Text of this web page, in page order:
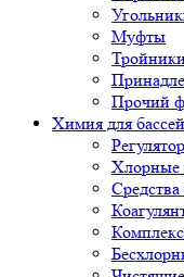
Муфты
Прочий
Химия для
Хлорные